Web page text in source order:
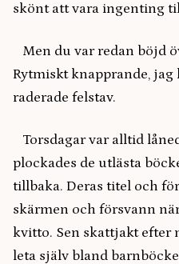
skönt att vara ingenting
Men du var redan böjd
Rytmiskt knapprande,
raderade felstav.
Torsdagar var alltid
plockades de utlästa
tillbaka. Deras titel och
skärmen och försvann
kvitto. Sen skattjakt efter
leta själv bland